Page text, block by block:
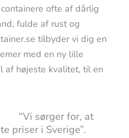
ofte af dårlig
fulde af rust og
tilbyder vi dig en
med en ny lille
af højeste kvalitet, til en
for, at
priser i Sverige”.